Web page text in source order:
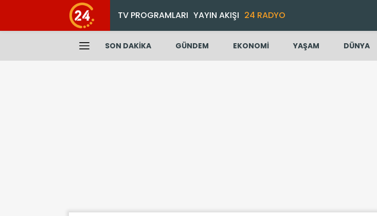
TV PROGRAMLARI YAYIN AKIŞI 24 RADYO
SON DAKİKA GÜNDEM EKONOMİ YAŞAM DÜNYA